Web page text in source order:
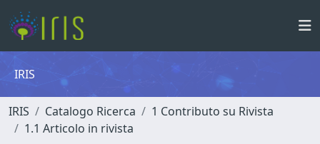
IRIS
IRIS Catalogo Ricerca
1 Contributo su Rivista
1.1 Articolo in rivista